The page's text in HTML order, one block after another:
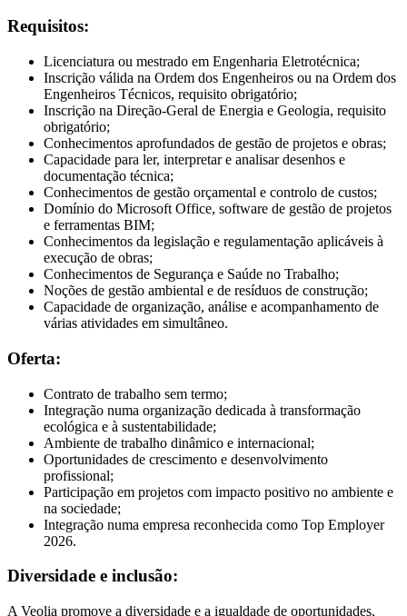
Requisitos:
Licenciatura ou mestrado em Engenharia Eletrotécnica;
Inscrição válida na Ordem dos Engenheiros ou na Ordem dos
Engenheiros Técnicos, requisito obrigatório;
Inscrição na Direção-Geral de Energia e Geologia, requisito
obrigatório;
Conhecimentos aprofundados de gestão de projetos e obras;
Capacidade para ler, interpretar e analisar desenhos e
documentação técnica;
Conhecimentos de gestão orçamental e controlo de custos;
Domínio do Microsoft Office, software de gestão de projetos
e ferramentas BIM;
Conhecimentos da legislação e regulamentação aplicáveis à
execução de obras;
Conhecimentos de Segurança e Saúde no Trabalho;
Noções de gestão ambiental e de resíduos de construção;
Capacidade de organização, análise e acompanhamento de
várias atividades em simultâneo.
Oferta:
Contrato de trabalho sem termo;
Integração numa organização dedicada à transformação
ecológica e à sustentabilidade;
Ambiente de trabalho dinâmico e internacional;
Oportunidades de crescimento e desenvolvimento
profissional;
Participação em projetos com impacto positivo no ambiente e
na sociedade;
Integração numa empresa reconhecida como Top Employer
2026.
Diversidade e inclusão:
A Veolia promove a diversidade e a igualdade de oportunidades,